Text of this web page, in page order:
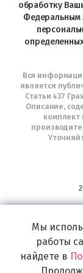
обработку
Федеральным
Вся
является
Статьи 437
Описание,
комплект
Широкий выбор
самых изысканных
Мы
работы
найдете в